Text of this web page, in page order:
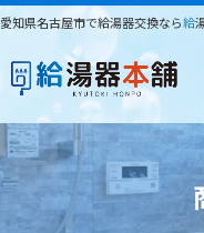
愛知県名古屋市で給湯器交換なら給